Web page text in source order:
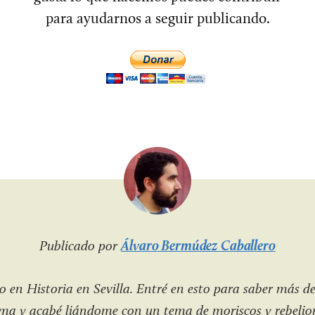
para ayudarnos a seguir publicando.
Publicado porÁlvaro Bermúdez Caballero
en Historia en Sevilla. Entré en esto para saber más
y acabé liándome con un tema de moriscos y